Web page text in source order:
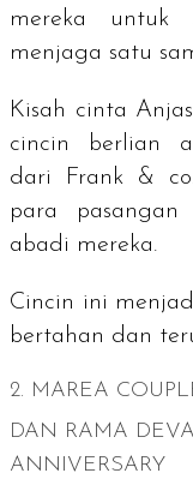
mereka untuk
menjaga satu
Kisah cinta
cincin berlian
dari Frank &
para
abadi mereka.
Cincin ini
bertahan dan
2. MAREA
DAN RAMA
ANNIVERSARY